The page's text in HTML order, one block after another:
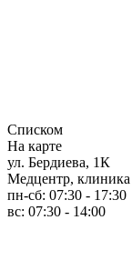
Списком
На карте
ул. Бердиева, 1К
Медцентр, клиника
пн-сб: 07:30 - 17:30
вс: 07:30 - 14:00